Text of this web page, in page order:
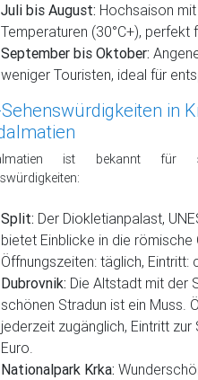
Juli bis August: Hochsaison
Temperaturen (30°C+), perfekt
September bis Oktober:
weniger Touristen, ideal für
in
ist bekannt für
Split: Der Diokletianpalast,
bietet Einblicke in die römische
Öffnungszeiten: täglich, Eintritt:
Dubrovnik: Die Altstadt mit der
schönen Stradun ist ein Muss.
jederzeit zugänglich, Eintritt
Euro.
Nationalpark Krka: